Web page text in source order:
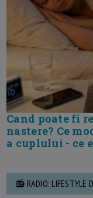
Cand poate fi
nastere? Ce
a cuplului - ce
📻 RADIO: LIFESTYLE